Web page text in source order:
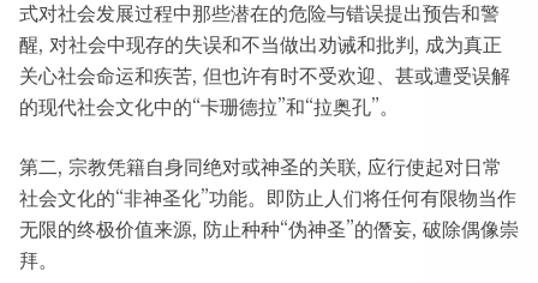
式对社会发展过程中那些潜在的危险与错误提出预告和警
醒, 对社会中现存的失误和不当做出劝诫和批判, 成为真正
关心社会命运和疾苦, 但也许有时不受欢迎、甚或遭受误解
的现代社会文化中的“卡珊德拉”和“拉奥孔”。
第二, 宗教凭籍自身同绝对或神圣的关联, 应行使起对日常
社会文化的“非神圣化”功能。即防止人们将任何有限物当作
无限的终极价值来源, 防止种种“伪神圣”的僭妄, 破除偶像崇
拜。